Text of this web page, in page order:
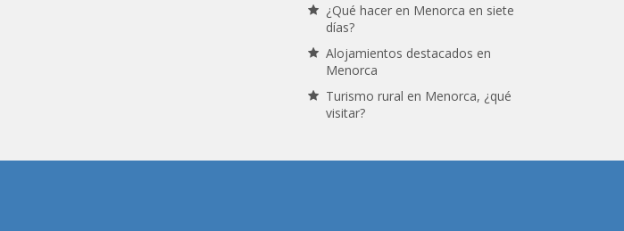
¿Qué hacer en Menorca en siete
días?
Alojamientos destacados en
Menorca
Turismo rural en Menorca, ¿qué
visitar?